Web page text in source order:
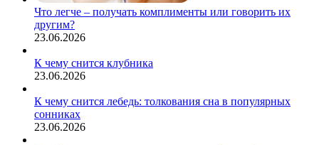
Что легче – получать комплименты или говорить их
другим?
23.06.2026
К чему снится клубника
23.06.2026
К чему снится лебедь: толкования сна в популярных
сонниках
23.06.2026